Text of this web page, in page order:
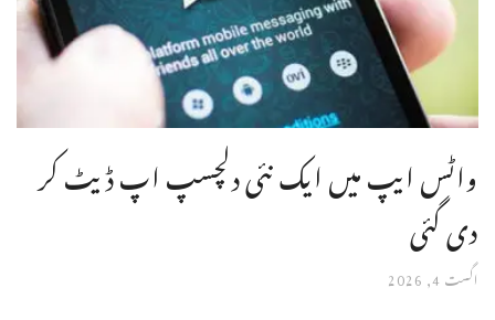
واٹس ایپ میں ایک نئی دلچسپ اپ ڈیٹ کر
دی گئی
اگست 4, 2026